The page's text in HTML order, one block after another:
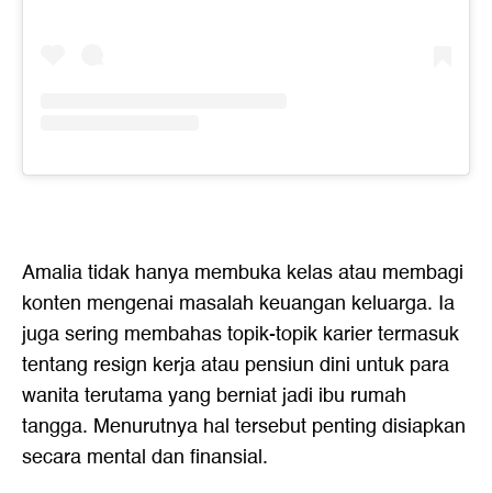
Amalia tidak hanya membuka kelas atau membagi
konten mengenai masalah keuangan keluarga. Ia
juga sering membahas topik-topik karier termasuk
tentang resign kerja atau pensiun dini untuk para
wanita terutama yang berniat jadi ibu rumah
tangga. Menurutnya hal tersebut penting disiapkan
secara mental dan finansial.